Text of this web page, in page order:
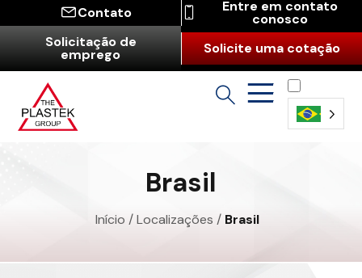
Contato Entre em contato
conosco
Solicitação de
emprego Solicite uma cotação
Brasil
Início /Localizações / Brasil